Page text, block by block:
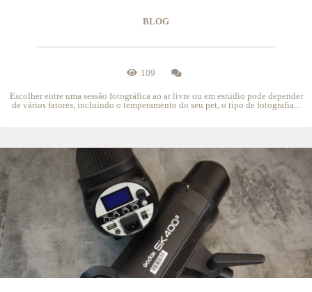
BLOG
109
Escolher entre uma sessão fotográfica ao ar livre ou em estúdio pode depender
de vários fatores, incluindo o temperamento do seu pet, o tipo de fotografia...